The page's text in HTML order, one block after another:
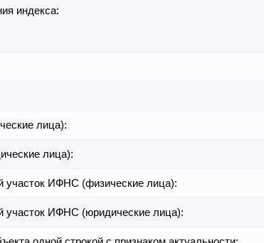
индекса:
лица):
лица):
участок ИФНС (физические лица):
участок ИФНС (юридические лица):